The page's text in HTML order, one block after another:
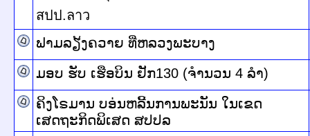
สปป.ลาว
ຟາມລຽ້ງຄວາຍ ທີ່ຫລວງພະບາງ
ມອບ ຮັບ ເຮືອບິນ ຢັກ130 (ຈຳນວນ 4 ລຳ)
ຄິງໂຣມານ ບອ່ນຫລີ້ນການພະນັນ ໃນເຂດ
ເສດຖະກິດພິເສດ ສປປລ